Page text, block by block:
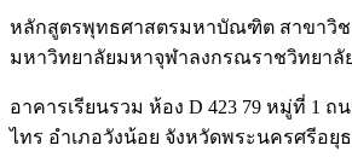
หลักสูตรพุทธศาสตรมหาบัณฑิต สาขาวิ
มหาวิทยาลัยมหาจุฬาลงกรณราชวิทยาลั
อาคารเรียนรวม ห้อง D 423 79 หมู่ที่ 1
ไทร อำเภอวังน้อย จังหวัดพระนครศรีอยุธ